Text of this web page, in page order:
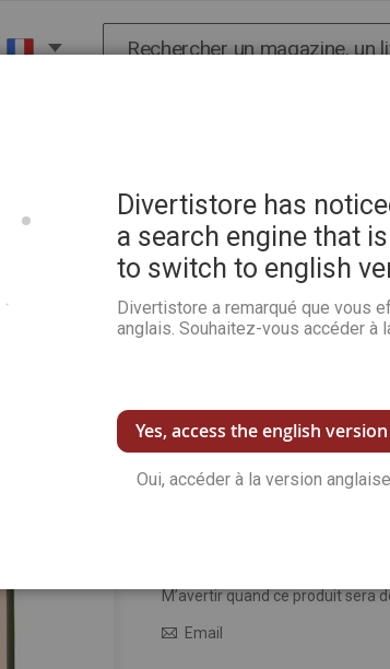
– DVD
Peindre des
Soyez le premier à commenter ce
14,50 € -52%
M’avertir quand ce produit sera
Email
Divertistore has
a search engine that
to switch to english
Divertistore a remarqué que vous
anglais. Souhaitez-vous accéder à
Yes, access the english version
Oui, accéder à la version anglaise